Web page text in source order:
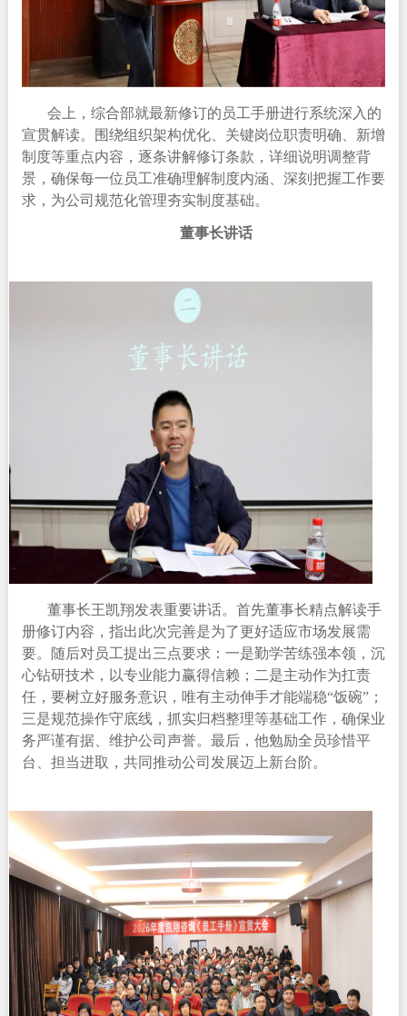
会上，综合部就最新修订的员工手册进行系统深入的
宣贯解读。围绕组织架构优化、关键岗位职责明确、新增
制度等重点内容，逐条讲解修订条款，详细说明调整背
景，确保每一位员工准确理解制度内涵、深刻把握工作要
求，为公司规范化管理夯实制度基础。
董事长讲话
董事长王凯翔发表重要讲话。首先董事长精点解读手
册修订内容，指出此次完善是为了更好适应市场发展需
要。随后对员工提出三点要求：一是勤学苦练强本领，沉
心钻研技术，以专业能力赢得信赖；二是主动作为扛责
任，要树立好服务意识，唯有主动伸手才能端稳“饭碗”；
三是规范操作守底线，抓实归档整理等基础工作，确保业
务严谨有据、维护公司声誉。最后，他勉励全员珍惜平
台、担当进取，共同推动公司发展迈上新台阶。